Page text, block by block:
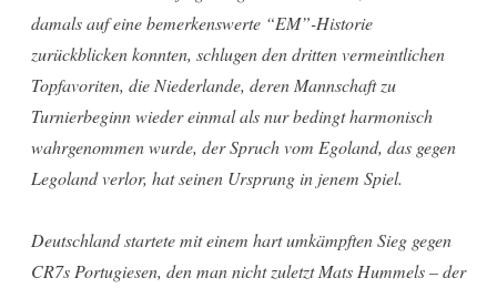
damals auf eine bemerkenswerte “EM”-Historie
zurückblicken konnten, schlugen den dritten vermeintlichen
Topfavoriten, die Niederlande, deren Mannschaft zu
Turnierbeginn wieder einmal als nur bedingt harmonisch
wahrgenommen wurde, der Spruch vom Egoland, das gegen
Legoland verlor, hat seinen Ursprung in jenem Spiel.
Deutschland startete mit einem hart umkämpften Sieg gegen
CR7s Portugiesen, den man nicht zuletzt Mats Hummels – der